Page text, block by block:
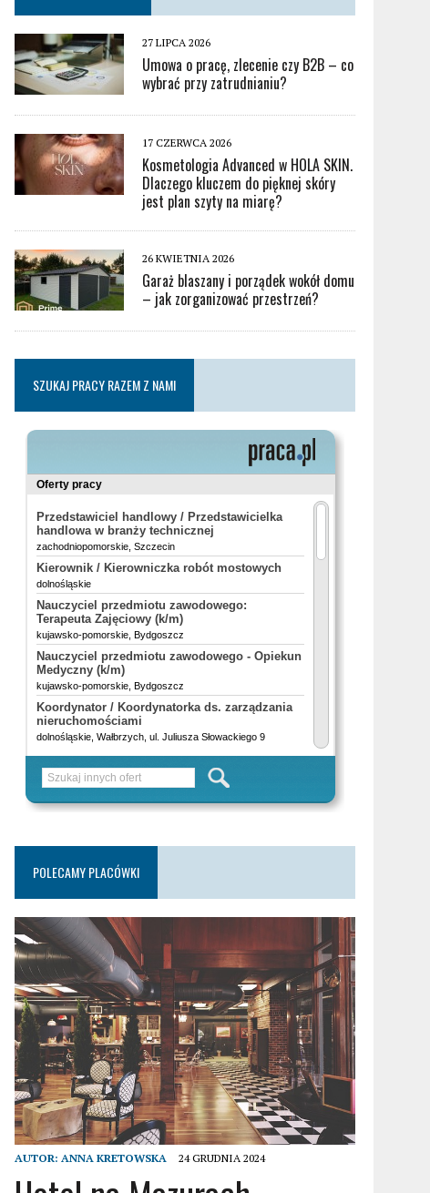
27 LIPCA 2026
Umowa o pracę, zlecenie czy B2B – co
wybrać przy zatrudnianiu?
17 CZERWCA 2026
Kosmetologia Advanced w HOLA SKIN.
Dlaczego kluczem do pięknej skóry
jest plan szyty na miarę?
26 KWIETNIA 2026
Garaż blaszany i porządek wokół domu
– jak zorganizować przestrzeń?
SZUKAJ PRACY RAZEM Z NAMI
POLECAMY PLACÓWKI
AUTOR: ANNA KRETOWSKA 24 GRUDNIA 2024